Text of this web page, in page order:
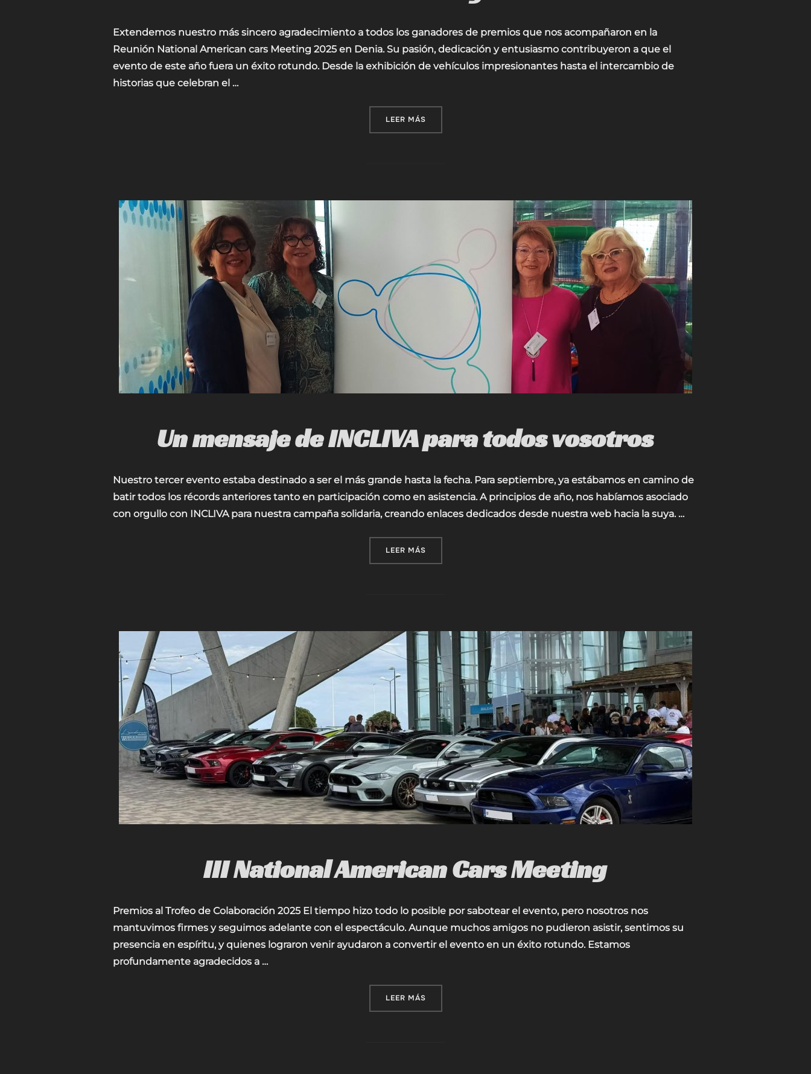
Extendemos nuestro más sincero agradecimiento a todos los ganadores de premios que nos acompañaron en la
Reunión National American cars Meeting 2025 en Denia. Su pasión, dedicación y entusiasmo contribuyeron a que el
evento de este año fuera un éxito rotundo. Desde la exhibición de vehículos impresionantes hasta el intercambio de
historias que celebran el …
LEER MÁS«GANADORES DE PREMIOS DEL III NATIONAL AMERICAN CARS MEETING»
Un mensaje de INCLIVA para todos vosotros
Nuestro tercer evento estaba destinado a ser el más grande hasta la fecha. Para septiembre, ya estábamos en camino de
batir todos los récords anteriores tanto en participación como en asistencia. A principios de año, nos habíamos asociado
con orgullo con INCLIVA para nuestra campaña solidaria, creando enlaces dedicados desde nuestra web hacia la suya. …
LEER MÁS«UN MENSAJE DE INCLIVA PARA TODOS VOSOTROS»
III National American Cars Meeting
Premios al Trofeo de Colaboración 2025 El tiempo hizo todo lo posible por sabotear el evento, pero nosotros nos
mantuvimos firmes y seguimos adelante con el espectáculo. Aunque muchos amigos no pudieron asistir, sentimos su
presencia en espíritu, y quienes lograron venir ayudaron a convertir el evento en un éxito rotundo. Estamos
profundamente agradecidos a …
LEER MÁS«III NATIONAL AMERICAN CARS MEETING»